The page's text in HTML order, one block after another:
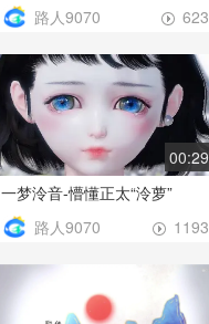
623
路人9070
00:29
一梦泠音-懵懂正太“泠萝”
1193
路人9070